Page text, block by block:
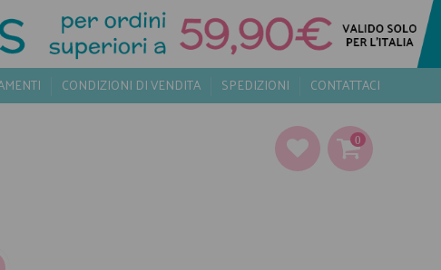
CONDIZIONI DI VENDITA SPEDIZIONI CONTATTACI
0